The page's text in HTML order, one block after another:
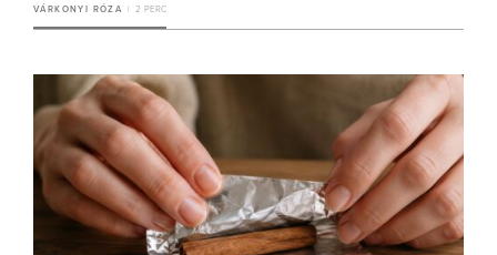
VÁRKONYI RÓZA 2 PERC